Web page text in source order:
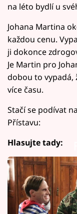
na léto bydlí u
Johana Martina
každou cenu.
ji dokonce
Je Martin pro
dobou to vypadá,
více času.
Stačí se podívat
Přístavu:
Hlasujte tady: